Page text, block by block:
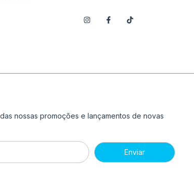
nossas promoções e lançamentos de novas